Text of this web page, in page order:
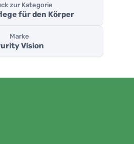
zur Kategorie
für den Körper
Marke
Vision